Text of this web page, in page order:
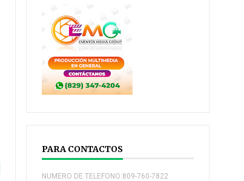
PARA CONTACTOS
NUMERO DE TELEFONO:809-760-7822